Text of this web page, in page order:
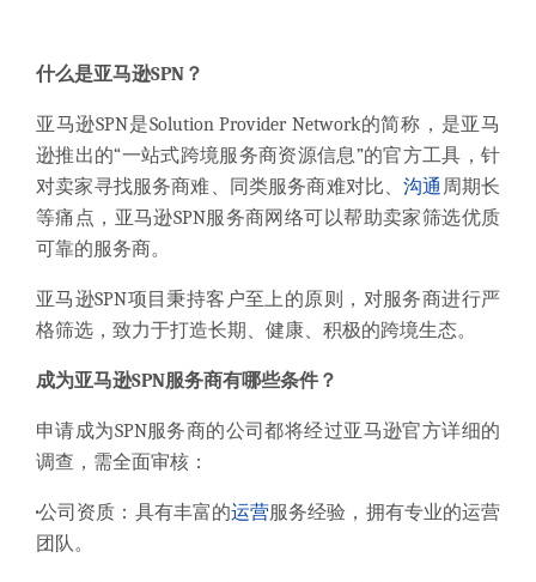
什么是亚马逊SPN？
亚马逊SPN是Solution Provider Network的简称，是亚马
逊推出的“一站式跨境服务商资源信息”的官方工具，针
对卖家寻找服务商难、同类服务商难对比、沟通 周期长
等痛点，亚马逊SPN服务商网络可以帮助卖家筛选优质
可靠的服务商。
亚马逊SPN项目秉持客户至上的原则，对服务商进行严
格筛选，致力于打造长期、健康、积极的跨境生态。
成为亚马逊SPN服务商有哪些条件？
申请成为SPN服务商的公司都将经过亚马逊官方详细的
调查，需全面审核：
·公司资质：具有丰富的运营服务经验，拥有专业的运营
团队。